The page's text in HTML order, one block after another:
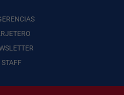
STAFF